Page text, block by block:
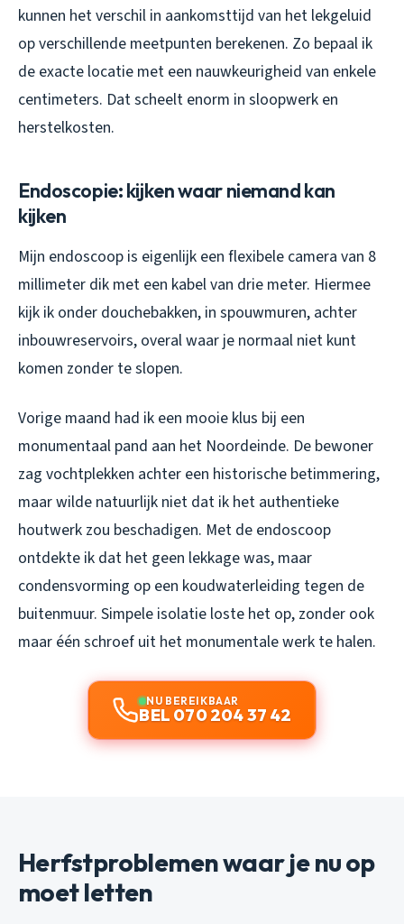
kunnen het verschil in aankomsttijd van het lekgeluid
op verschillende meetpunten berekenen. Zo bepaal ik
de exacte locatie met een nauwkeurigheid van enkele
centimeters. Dat scheelt enorm in sloopwerk en
herstelkosten.
Endoscopie: kijken waar niemand kan
kijken
Mijn endoscoop is eigenlijk een flexibele camera van 8
millimeter dik met een kabel van drie meter. Hiermee
kijk ik onder douchebakken, in spouwmuren, achter
inbouwreservoirs, overal waar je normaal niet kunt
komen zonder te slopen.
Vorige maand had ik een mooie klus bij een
monumentaal pand aan het Noordeinde. De bewoner
zag vochtplekken achter een historische betimmering,
maar wilde natuurlijk niet dat ik het authentieke
houtwerk zou beschadigen. Met de endoscoop
ontdekte ik dat het geen lekkage was, maar
condensvorming op een koudwaterleiding tegen de
buitenmuur. Simpele isolatie loste het op, zonder ook
maar één schroef uit het monumentale werk te halen.
NU BEREIKBAAR
BEL 070 204 37 42
Herfstproblemen waar je nu op
moet letten